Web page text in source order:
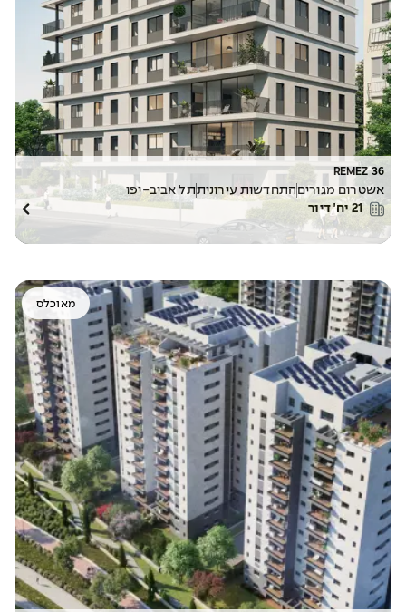
REMEZ 36
אשטרום מגוריםהתחדשות עירוניתתל אביב-יפו
21 יח׳ דיור
מאוכלס